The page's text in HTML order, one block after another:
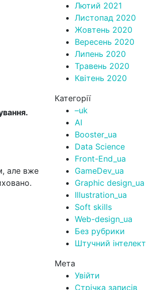
але вже
Лютий 2021
Листопад 2020
Жовтень 2020
Вересень 2020
Липень 2020
Травень 2020
Квітень 2020
Категорії
–uk
AI
Booster_ua
Data Science
Front-End_ua
GameDev_ua
Graphic design_ua
Illustration_ua
Soft skills
Web-design_ua
Без рубрики
Штучний інтелект
Мета
Увійти
Стрічка записів